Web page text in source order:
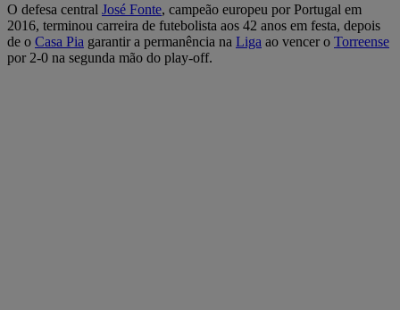
O defesa central José Fonte, campeão europeu por Portugal em
2016, terminou carreira de futebolista aos 42 anos em festa, depois
de o Casa Pia garantir a permanência na Liga ao vencer o Torreense
por 2-0 na segunda mão do play-off.